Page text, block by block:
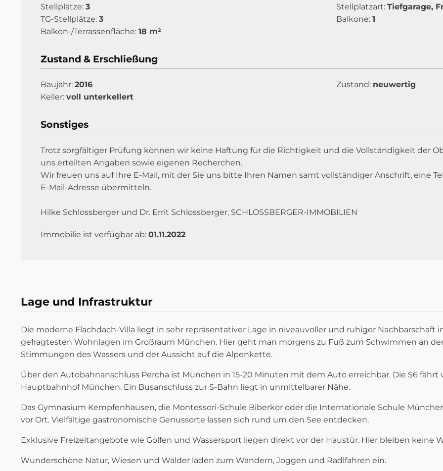
Stellplätze: 3 Stellplatzart: Tiefgarage,
TG-Stellplätze: 3 Balkone: 1
Balkon-/Terrassenfläche: 18 m²
Zustand & Erschließung
Baujahr: 2016 Zustand: neuwertig
Keller: voll unterkellert
Sonstiges
Trotz sorgfältiger Prüfung können wir keine Haftung für die Richtigkeit und die Vollständigkeit der
uns erteilten Angaben sowie eigenen Recherchen.
Wir freuen uns auf Ihre E-Mail, mit der Sie uns bitte Ihren Namen samt vollständiger Anschrift, eine
E-Mail-Adresse übermitteln.
Hilke Schlossberger und Dr. Errit Schlossberger, SCHLOSSBERGER-IMMOBILIEN
Immobilie ist verfügbar ab: 01.11.2022
Lage und Infrastruktur
Die moderne Flachdach-Villa liegt in sehr repräsentativer Lage in niveauvoller und ruhiger Nachbarschaft
gefragtesten Wohnlagen im Großraum München. Hier geht man morgens zu Fuß zum Schwimmen an
Stimmungen des Wassers und der Aussicht auf die Alpenkette.
Über den Autobahnanschluss Percha ist München in 15-20 Minuten mit dem Auto erreichbar. Die S6
Hauptbahnhof München. Ein Busanschluss zur S-Bahn liegt in unmittelbarer Nähe.
Das Gymnasium Kempfenhausen, die Montessori-Schule Biberkor oder die Internationale Schule
vor Ort. Vielfältige gastronomische Genussorte lassen sich rund um den See entdecken.
Exklusive Freizeitangebote wie Golfen und Wassersport liegen direkt vor der Haustür. Hier bleiben keine
Wunderschöne Natur, Wiesen und Wälder laden zum Wandern, Joggen und Radlfahren ein.